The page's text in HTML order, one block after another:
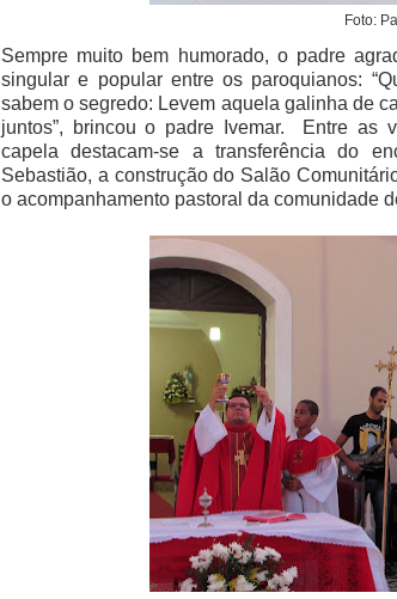
Foto:
Sempre muito bem humorado, o padre
singular e popular entre os paroquianos:
sabem o segredo: Levem aquela galinha de
juntos”, brincou o padre Ivemar. Entre as
capela destacam-se a transferência do
Sebastião, a construção do Salão
o acompanhamento pastoral da comunidade